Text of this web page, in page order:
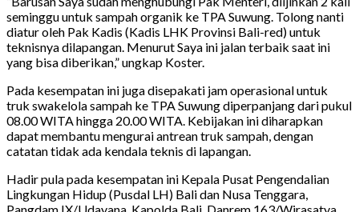
seminggu untuk sampah organik ke TPA Suwung. Tolong nanti
diatur oleh Pak Kadis (Kadis LHK Provinsi Bali-red) untuk
teknisnya dilapangan. Menurut Saya ini jalan terbaik saat ini
yang bisa diberikan,” ungkap Koster.
Pada kesempatan ini juga disepakati jam operasional untuk
truk swakelola sampah ke TPA Suwung diperpanjang dari pukul
08.00 WITA hingga 20.00 WITA. Kebijakan ini diharapkan
dapat membantu mengurai antrean truk sampah, dengan
catatan tidak ada kendala teknis di lapangan.
Hadir pula pada kesempatan ini Kepala Pusat Pengendalian
Lingkungan Hidup (Pusdal LH) Bali dan Nusa Tenggara,